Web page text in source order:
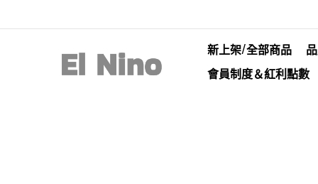
新上架/全部商品
會員制度＆紅利點數